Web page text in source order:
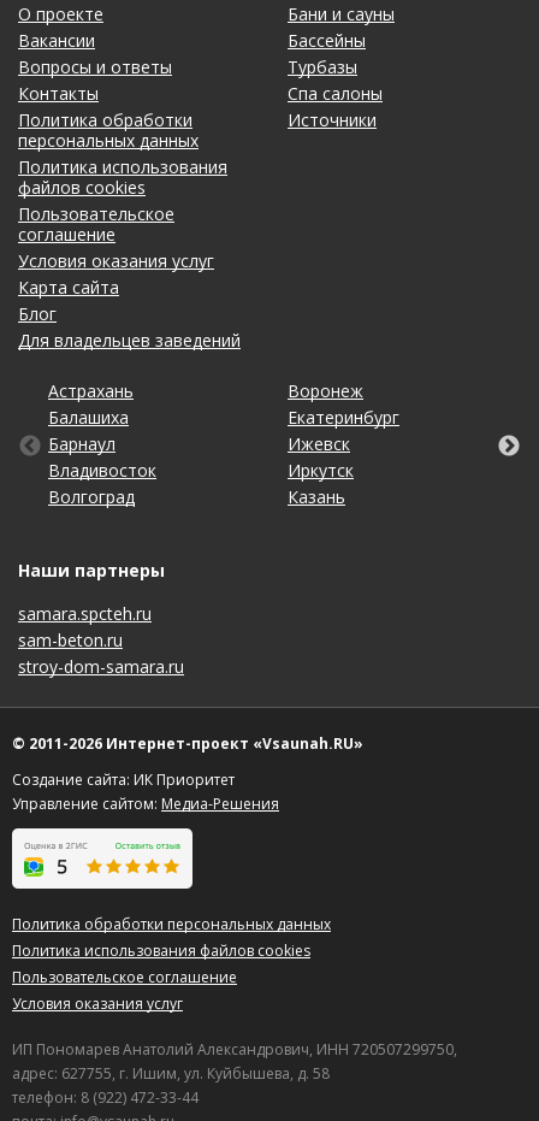
О проекте
Вакансии
Вопросы и ответы
Контакты
Политика обработки
персональных данных
Политика использования
файлов cookies
Пользовательское
соглашение
Условия оказания услуг
Карта сайта
Блог
Для владельцев заведений
Бани и сауны
Бассейны
Турбазы
Спа салоны
Источники
Астрахань
Балашиха
Барнаул
Владивосток
Волгоград
Воронеж
Екатеринбург
Ижевск
Иркутск
Казань
Калининград
Кемерово
Киров
Краснодар
Красноярск
Липецк
Махачкала
Москва
Набережные Челны
Нижний Новгород
Новосибирск
Омск
Оренбург
Пенза
Пермь
Ростов-на-Дону
Рязань
Санкт-Петербург
Саратов
Ставрополь
Тольятти
Томск
Тула
Тюмень
Ульяновск
Уфа
Хабаровск
Чебоксары
Челябинск
Ярославль
Наши партнеры
samara.spcteh.ru
sam-beton.ru
stroy-dom-samara.ru
© 2011-2026 Интернет-проект «Vsaunah.RU»
Создание сайта: ИК Приоритет
Управление сайтом: Медиа-Решения
Политика обработки персональных данных
Политика использования файлов cookies
Пользовательское соглашение
Условия оказания услуг
ИП Пономарев Анатолий Александрович, ИНН 720507299750,
адрес: 627755, г. Ишим, ул. Куйбышева, д. 58
телефон: 8 (922) 472-33-44